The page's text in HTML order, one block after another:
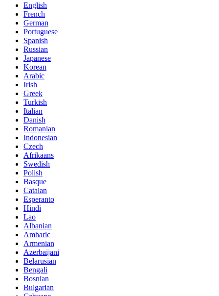
English
French
German
Portuguese
Spanish
Russian
Japanese
Korean
Arabic
Irish
Greek
Turkish
Italian
Danish
Romanian
Indonesian
Czech
Afrikaans
Swedish
Polish
Basque
Catalan
Esperanto
Hindi
Lao
Albanian
Amharic
Armenian
Azerbaijani
Belarusian
Bengali
Bosnian
Bulgarian